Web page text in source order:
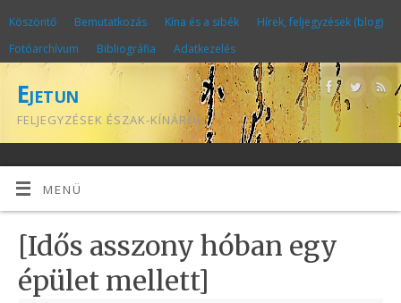
Köszöntő Bemutatkozás Kína és a sibék
Hírek, feljegyzések (blog)
Fotóarchívum
Bibliográfia Adatkezelés
Ejetun
FELJEGYZÉSEK ÉSZAK-KÍNÁRÓL
MENÜ
[Idős asszony hóban egy
épület mellett]